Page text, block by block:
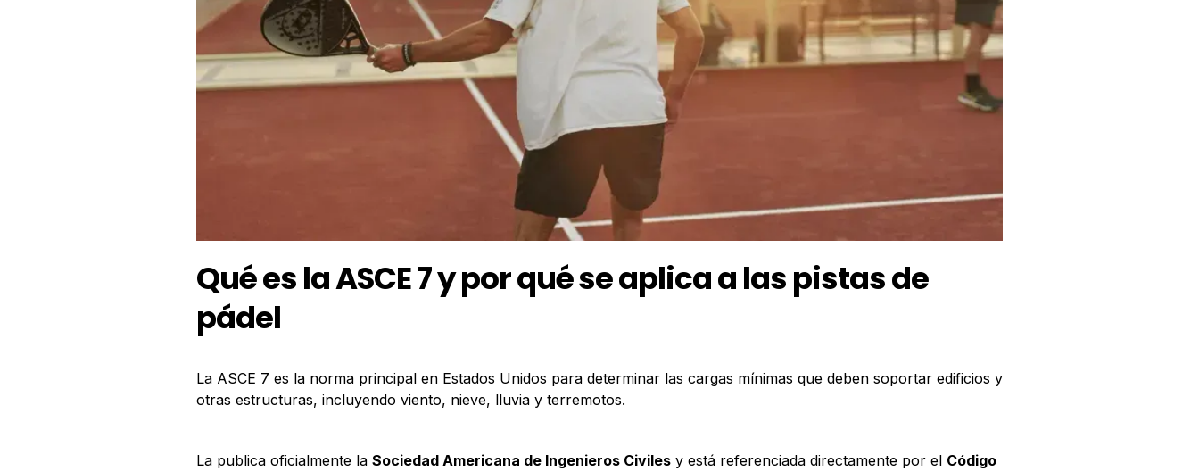
Qué es la ASCE 7 y por qué se aplica a las pistas de
pádel
La ASCE 7 es la norma principal en Estados Unidos para determinar las cargas mínimas que deben soportar edificios y
otras estructuras, incluyendo viento, nieve, lluvia y terremotos.
La publica oficialmente la Sociedad Americana de Ingenieros Civiles y está referenciada directamente por el Código